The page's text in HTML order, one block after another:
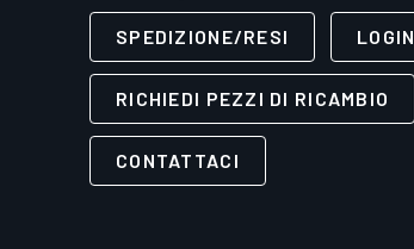
SPEDIZIONE/RESI LOGIN
RICHIEDI PEZZI DI RICAMBIO
CONTATTACI